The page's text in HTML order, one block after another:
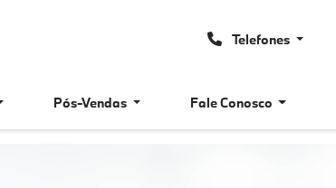
Telefones
Pós-Vendas Fale Conosco